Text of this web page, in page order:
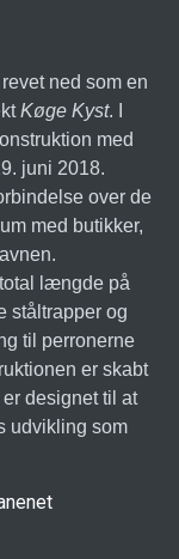
ned som en
Køge Kyst. I
med
juni 2018.
over de
med butikker,
længde på
ståltrapper og
til perronerne
er skabt
designet til at
udvikling som